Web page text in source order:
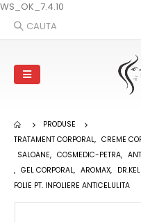
WS_OK_7.4.10
CAUTA
PRODUSE
TRATAMENT CORPORAL, CREME
SALOANE, COSMEDIC-PETRA,
, GEL CORPORAL, AROMAX,
FOLIE PT. INFOLIERE ANTICELULITA